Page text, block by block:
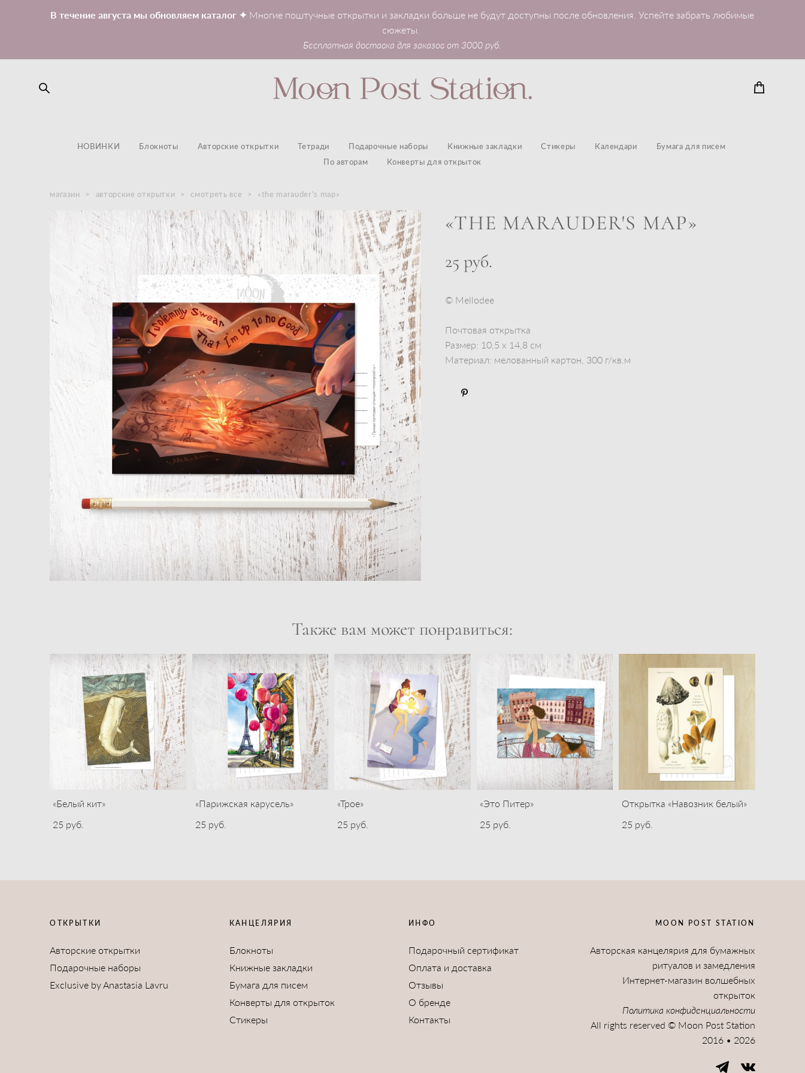
В течение августа мы обновляем каталог ✦ Многие поштучные открытки и закладки больше не будут доступны после обновления. Успейте забрать любимые
сюжеты.
Бесплатная доставка для заказов от 3000 руб.
НОВИНКИ Блокноты Авторские открытки Тетради Подарочные наборы Книжные закладки Стикеры Календари
Бумага для писем
По авторам
Конверты для открыток
магазин > авторские открытки > смотреть все > «the marauder's map»
«THE MARAUDER'S MAP»
25 pуб.
© Mellodee
Почтовая открытка
Размер: 10,5 x 14,8 см
Материал: мелованный картон, 300 г/кв.м
Также вам может понравиться:
«Белый кит»
25 pуб.
«Парижская карусель»
25 pуб.
«Трое»
25 pуб.
«Это Питер»
25 pуб.
Открытка «Навозник белый»
25 pуб.
ОТКРЫТКИ
Авторские открытки
Подарочные наборы
Exclusive by Anastasia Lavru
КАНЦЕЛЯРИЯ
Блокноты
Книжные закладки
Бумага для писем
Конверты для открыток
Стикеры
ИНФО
Подарочный сертификат
Оплата и доставка
Отзывы
О бренде
Контакты
MOON POST STATION
Авторская канцелярия для бумажных
ритуалов и замедления
Интернет-магазин волшебных
открыток
Политика конфиденциальности
All rights reserved © Moon Post Station
2016 • 2026